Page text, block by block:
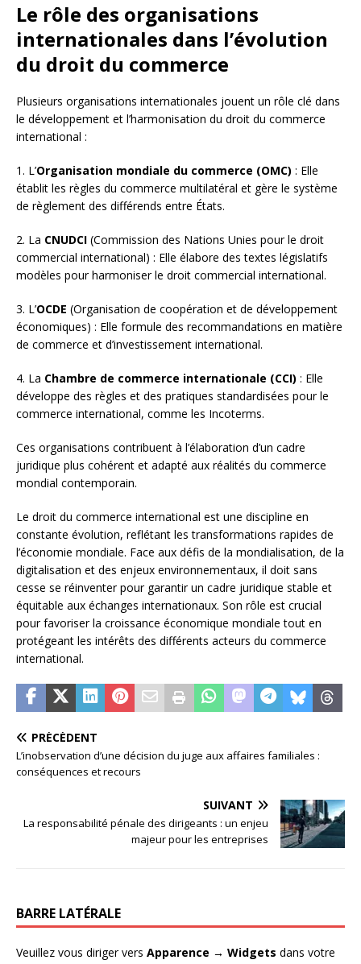
Le rôle des organisations
internationales dans l’évolution
du droit du commerce
Plusieurs organisations internationales jouent un rôle clé dans
le développement et l’harmonisation du droit du commerce
international :
1. L’Organisation mondiale du commerce (OMC) : Elle
établit les règles du commerce multilatéral et gère le système
de règlement des différends entre États.
2. La CNUDCI (Commission des Nations Unies pour le droit
commercial international) : Elle élabore des textes législatifs
modèles pour harmoniser le droit commercial international.
3. L’OCDE (Organisation de coopération et de développement
économiques) : Elle formule des recommandations en matière
de commerce et d’investissement international.
4. La Chambre de commerce internationale (CCI) : Elle
développe des règles et des pratiques standardisées pour le
commerce international, comme les Incoterms.
Ces organisations contribuent à l’élaboration d’un cadre
juridique plus cohérent et adapté aux réalités du commerce
mondial contemporain.
Le droit du commerce international est une discipline en
constante évolution, reflétant les transformations rapides de
l’économie mondiale. Face aux défis de la mondialisation, de la
digitalisation et des enjeux environnementaux, il doit sans
cesse se réinventer pour garantir un cadre juridique stable et
équitable aux échanges internationaux. Son rôle est crucial
pour favoriser la croissance économique mondiale tout en
protégeant les intérêts des différents acteurs du commerce
international.
PRÉCÉDENT
L’inobservation d’une décision du juge aux affaires familiales :
conséquences et recours
SUIVANT
La responsabilité pénale des dirigeants : un enjeu
majeur pour les entreprises
BARRE LATÉRALE
Veuillez vous diriger vers Apparence → Widgets dans votre